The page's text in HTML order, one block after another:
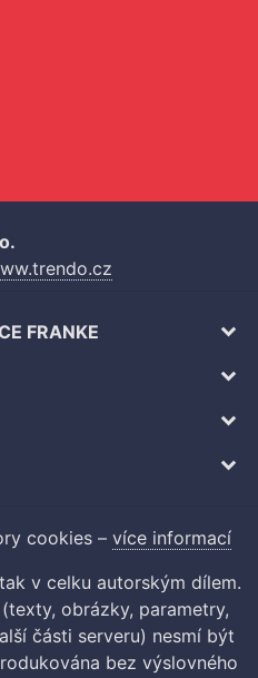
FRANKE
cookies – více informací
v celku autorským dílem.
obrázky, parametry,
části serveru) nesmí být
bez výslovného